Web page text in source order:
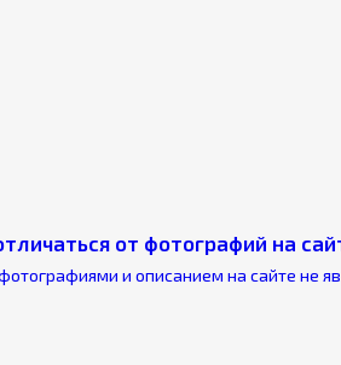
от фотографий на
и описанием на сайте не